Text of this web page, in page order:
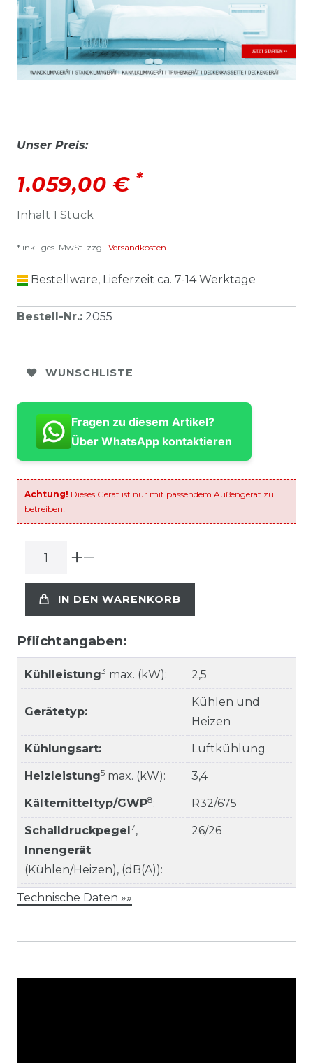
Unser Preis:
1.059,00 € *
Inhalt 1 Stück
* inkl. ges. MwSt. zzgl. Versandkosten
Bestellware, Lieferzeit ca. 7-14 Werktage
Bestell-Nr.: 2055
WUNSCHLISTE
Fragen zu diesem Artikel?
Über WhatsApp kontaktieren
Achtung! Dieses Gerät ist nur mit passendem Außengerät zu
betreiben!
IN DEN WARENKORB
Pflichtangaben:
Kühlleistung3 max. (kW): 2,5
Gerätetyp:
Kühlen und
Heizen
Kühlungsart: Luftkühlung
Heizleistung5 max. (kW): 3,4
Kältemitteltyp/GWP8: R32/675
Schalldruckpegel 7,
Innengerät
(Kühlen/Heizen), (dB(A)):
26/26
Technische Daten »»